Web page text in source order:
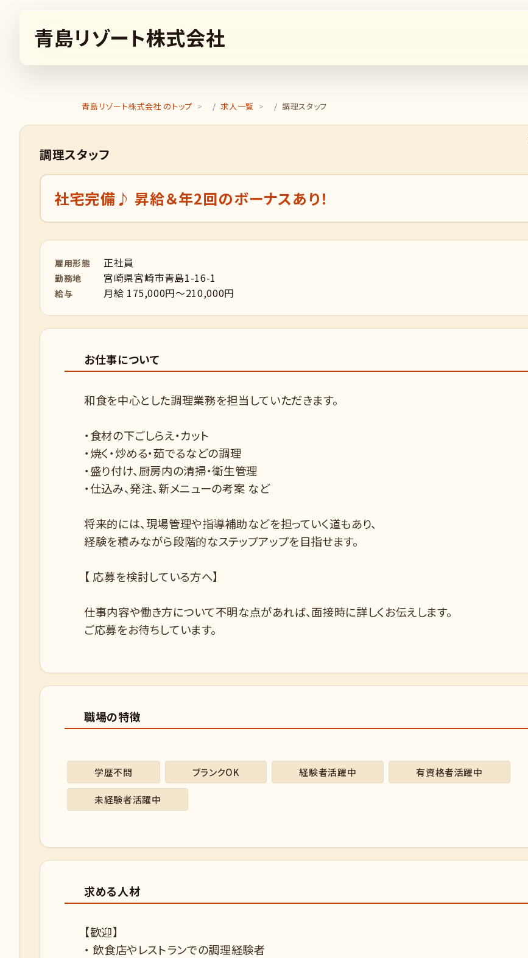
青島リゾート株式会社
青島リゾート株式会社 のトップ 求人一覧 調理スタッフ
調理スタッフ
社宅完備♪ 昇給＆年2回のボーナスあり！
雇用形態 正社員
勤務地 宮崎県宮崎市青島1-16-1
給与 月給 175,000円～210,000円
お仕事について
和食を中心とした調理業務を担当していただきます。
・食材の下ごしらえ・カット
・焼く・炒める・茹でるなどの調理
・盛り付け、厨房内の清掃・衛生管理
・仕込み、発注、新メニューの考案 など
将来的には、現場管理や指導補助などを担っていく道もあり、
経験を積みながら段階的なステップアップを目指せます。
【 応募を検討している方へ】
仕事内容や働き方について不明な点があれば、面接時に詳しくお伝えします。
ご応募をお待ちしています。
職場の特徴
学歴不問 ブランクOK 経験者活躍中 有資格者活躍中
未経験者活躍中
求める人材
【歓迎】
・ 飲食店やレストランでの調理経験者